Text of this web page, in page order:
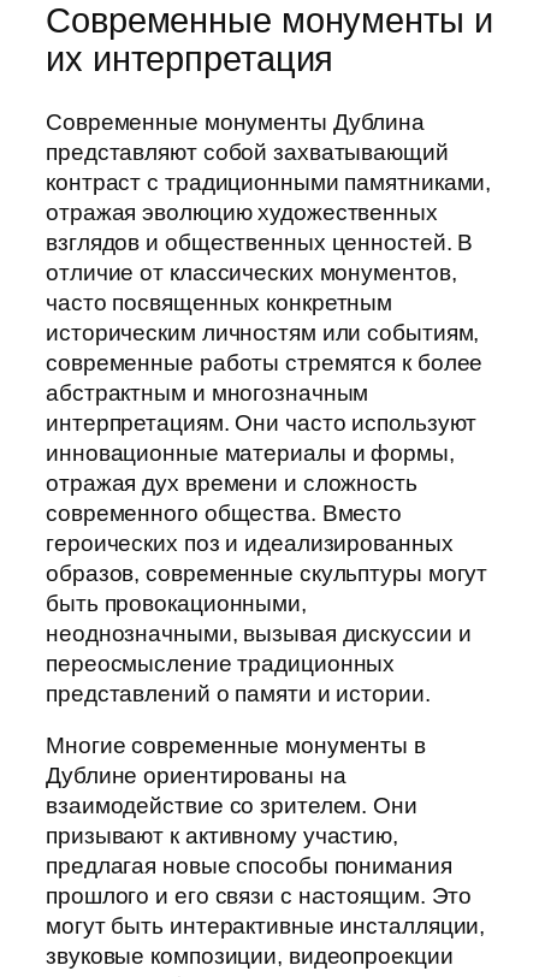
Современные монументы и
их интерпретация
Современные монументы Дублина
представляют собой захватывающий
контраст с традиционными памятниками,
отражая эволюцию художественных
взглядов и общественных ценностей. В
отличие от классических монументов,
часто посвященных конкретным
историческим личностям или событиям,
современные работы стремятся к более
абстрактным и многозначным
интерпретациям. Они часто используют
инновационные материалы и формы,
отражая дух времени и сложность
современного общества. Вместо
героических поз и идеализированных
образов, современные скульптуры могут
быть провокационными,
неоднозначными, вызывая дискуссии и
переосмысление традиционных
представлений о памяти и истории.
Многие современные монументы в
Дублине ориентированы на
взаимодействие со зрителем. Они
призывают к активному участию,
предлагая новые способы понимания
прошлого и его связи с настоящим. Это
могут быть интерактивные инсталляции,
звуковые композиции, видеопроекции